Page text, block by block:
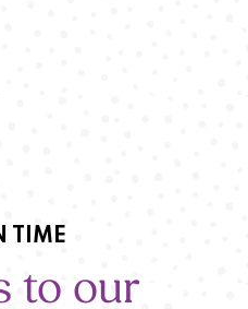
TIME
to our